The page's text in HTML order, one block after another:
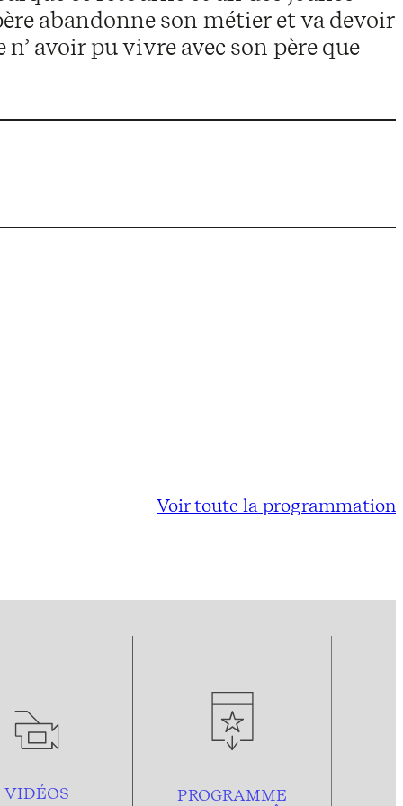
abandonne son métier et va devoir
avoir pu vivre avec son père que
Voir toute la programmation
VIDÉOS
PROGRAMME